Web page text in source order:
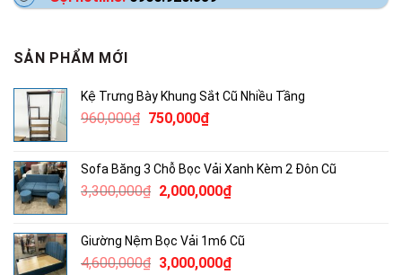
SẢN PHẨM MỚI
Kệ Trưng Bày Khung Sắt Cũ Nhiều Tầng
960,000₫ Giá
960,000₫.
750,000₫Giá
là:
750,000₫.
Sofa Băng 3 Chỗ Bọc Vải Xanh Kèm 2 Đôn Cũ
3,300,000₫ Giá
3,300,000₫.
2,000,000₫Giá
là:
2,000,000₫.
Giường Nệm Bọc Vải 1m6 Cũ
4,600,000₫ Giá
3,000,000₫Giá